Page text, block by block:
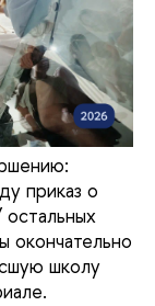
приказ о
школу